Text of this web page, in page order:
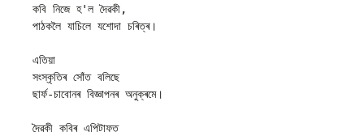
কবি নিজে হ'ল দৈৱকী,
পাঠকলৈ যাচিলে যশোদা চৰিত্ৰ।
এতিয়া
সংস্কৃতিৰ সোঁত বলিছে
ছাৰ্ফ-চাবোনৰ বিজ্ঞাপনৰ অনুক্ৰমে।
দৈৱকী কবিৰ এপিটাফত